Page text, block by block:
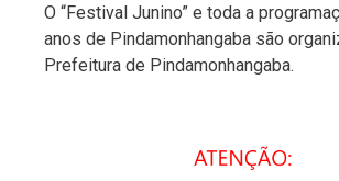
O “Festival Junino” e toda a
anos de Pindamonhangaba são
Prefeitura de Pindamonhangaba.